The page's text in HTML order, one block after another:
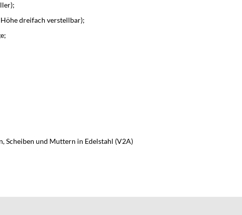
dreifach verstellbar);
Scheiben und Muttern in Edelstahl (V2A)